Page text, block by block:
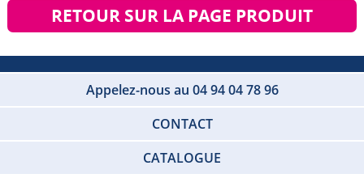
RETOUR SUR LA PAGE PRODUIT
Appelez-nous au 04 94 04 78 96
CONTACT
CATALOGUE